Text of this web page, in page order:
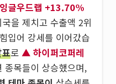
잉글우드랩 +13.70%
을 제치고 수출액 2위
입어 강세를 이어갔습
로
하이퍼코퍼레
종목들이 상승했으며,